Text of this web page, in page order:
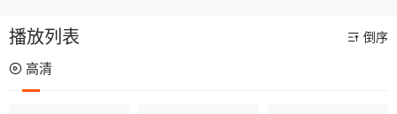
播放列表 倒序
高清